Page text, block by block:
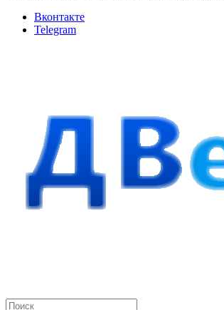
Вконтакте
Telegram